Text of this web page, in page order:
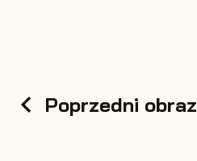
Poprzedni obraz